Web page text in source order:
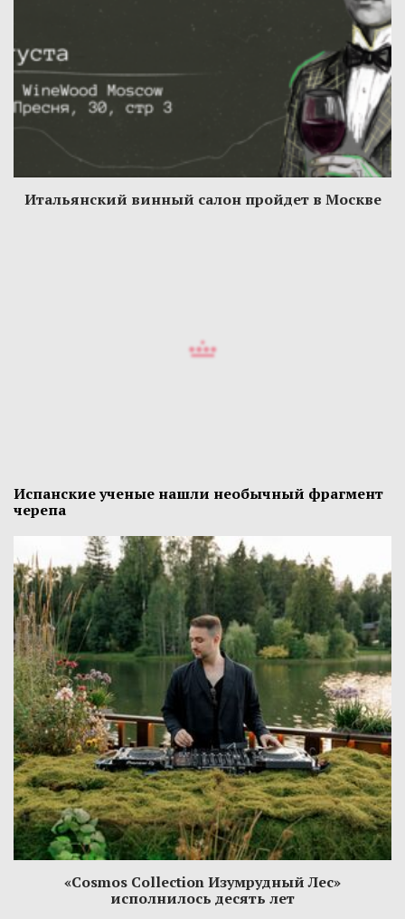
Итальянский винный салон пройдет в Москве
Испанские ученые нашли необычный фрагмент
черепа
«Cosmos Collection Изумрудный Лес»
исполнилось десять лет